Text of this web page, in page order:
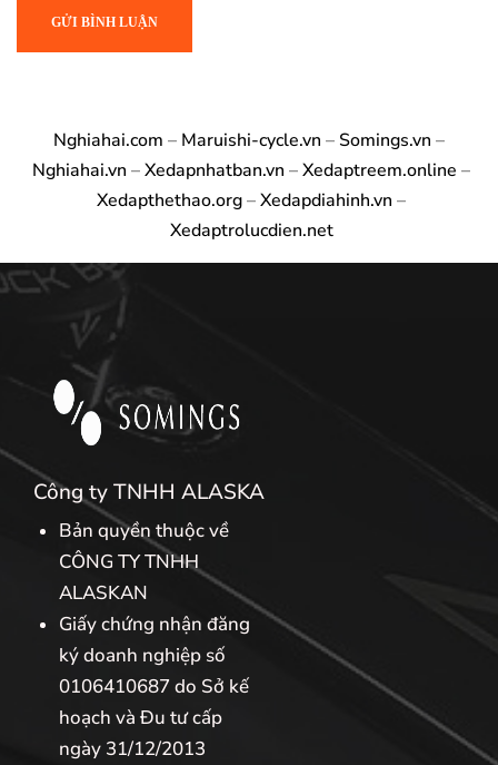
Nghiahai.com – Maruishi-cycle.vn – Somings.vn –
Nghiahai.vn –Xedapnhatban.vn –Xedaptreem.online –
Xedapthethao.org–Xedapdiahinh.vn –
Xedaptrolucdien.net
Công ty TNHH ALASKA
Bản quyền thuộc về
CÔNG TY TNHH
ALASKAN
Giấy chứng nhận đăng
ký doanh nghiệp số
0106410687 do Sở kế
hoạch và Đu tư cấp
ngày 31/12/2013